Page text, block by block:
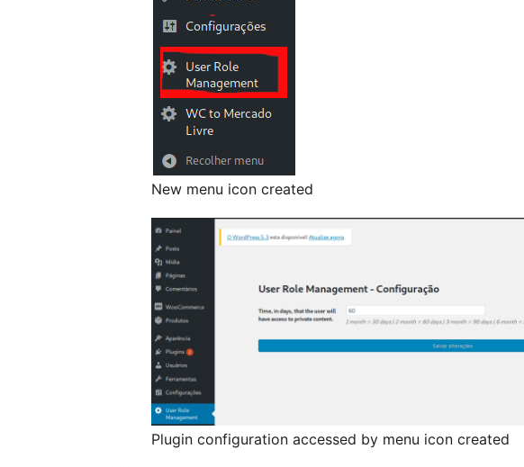
New menu icon created
Plugin configuration accessed by menu icon created